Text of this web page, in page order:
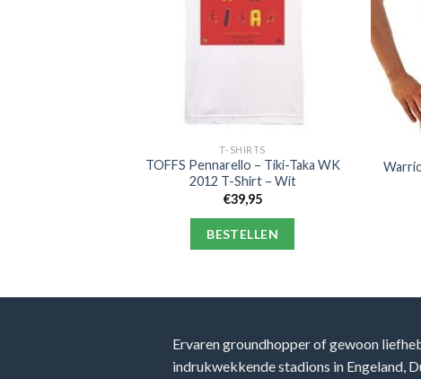
T-SHIRTS
TOFFS Pennarello – Tiki-Taka WK
2012 T-Shirt – Wit
€39,95
BESTELLEN
Ervaren groundhopper of gewoon
indrukwekkende stadions in Engeland,